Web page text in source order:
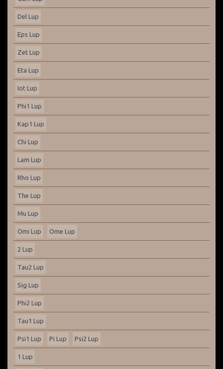
Del Lup
Eps Lup
Zet Lup
Eta Lup
Iot Lup
Phi1 Lup
Kap1 Lup
Chi Lup
Lam Lup
Rho Lup
The Lup
Mu Lup
Omi Lup Ome Lup
2 Lup
Tau2 Lup
Sig Lup
Phi2 Lup
Tau1 Lup
Psi1 Lup Pi Lup Psi2 Lup
1 Lup